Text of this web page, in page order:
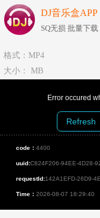
DJ音乐盒APP
SQ无损 批量下载
格式：MP4
大小： MB
Error occured
Refresh
code：4400
uuid:C824F206-94EE-4D28-
requestId:142A1EFD-26D9-
Time：2026-08-07 18:29:40